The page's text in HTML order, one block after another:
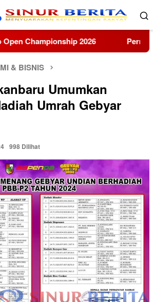
Informasi Wilayah, Mahasiswa
& BISNIS
Umumkan
Umrah Gebyar
998 Dilihat